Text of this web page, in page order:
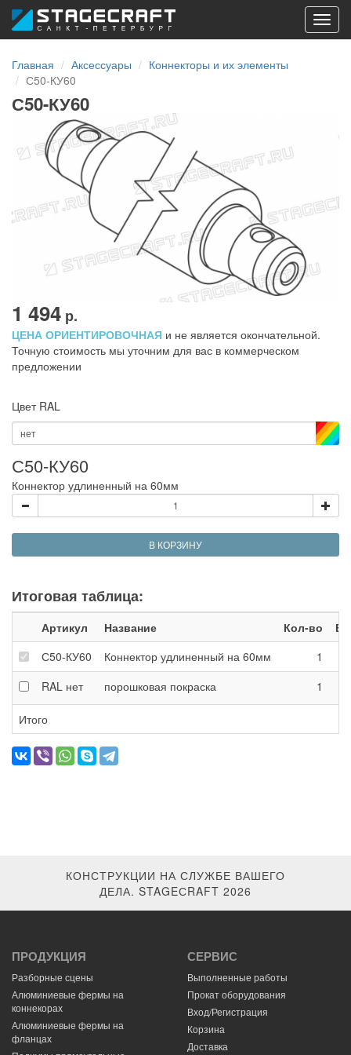
Главная
Аксессуары
Коннекторы и их элементы
С50-КУ60
С50-КУ60
1 494 р.
ЦЕНА ОРИЕНТИРОВОЧНАЯ и не является окончательной.
Точную стоимость мы уточним для вас в коммерческом
предложении
Цвет RAL
нет
С50-КУ60
Коннектор удлиненный на 60мм
В КОРЗИНУ
Итоговая таблица:
Артикул Название Кол-во
С50-КУ60
Коннектор удлиненный на 60мм
1
RAL нет порошковая покраска 1
Итого
КОНСТРУКЦИИ НА СЛУЖБЕ ВАШЕГО
ДЕЛА. STAGEСRAFT 2026
ПРОДУКЦИЯ
Разборные сцены
Алюминиевые фермы на
коннекорах
Алюминиевые фермы на
фланцах
СЕРВИС
Выполненные работы
Прокат оборудования
Вход/Регистрация
Корзина
Доставка